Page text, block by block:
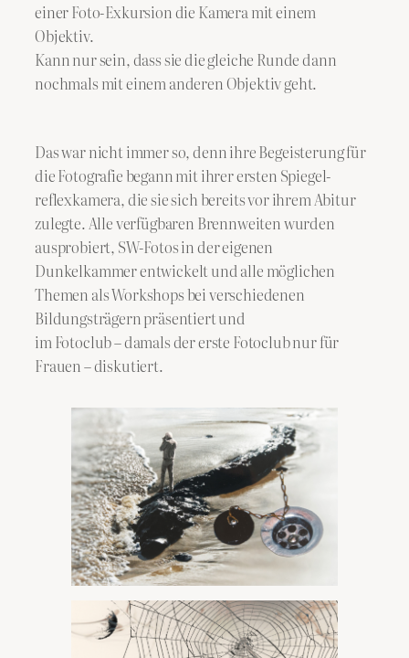
einer Foto-Exkursion die Kamera mit einem
Objektiv.
Kann nur sein, dass sie die gleiche Runde dann
nochmals mit einem anderen Objektiv geht.
Das war nicht immer so, denn ihre Begeisterung für
die Fotografie begann mit ihrer ersten Spiegel-
reflexkamera, die sie sich bereits vor ihrem Abitur
zulegte. Alle verfügbaren Brennweiten wurden
ausprobiert, SW-Fotos in der eigenen
Dunkelkammer entwickelt und alle möglichen
Themen als Workshops bei verschiedenen
Bildungsträgern präsentiert und
im Fotoclub – damals der erste Fotoclub nur für
Frauen – diskutiert.